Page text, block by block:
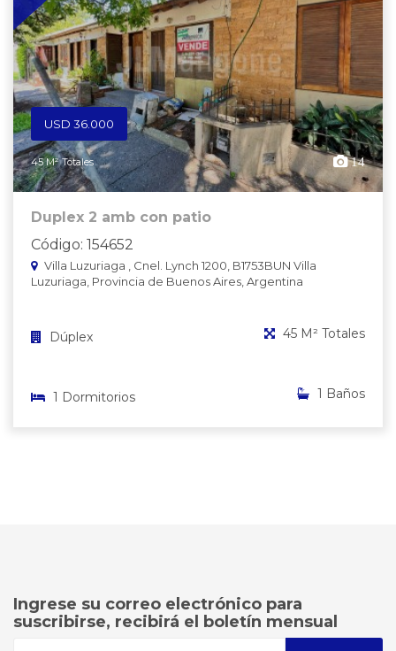
USD 36.000
45 M² Totales 14
Duplex 2 amb con patio
Código: 154652
Villa Luzuriaga , Cnel. Lynch 1200, B1753BUN Villa
Luzuriaga, Provincia de Buenos Aires, Argentina
Dúplex 45 M² Totales
1 Dormitorios 1 Baños
Ingrese su correo electrónico para
suscribirse, recibirá el boletín mensual